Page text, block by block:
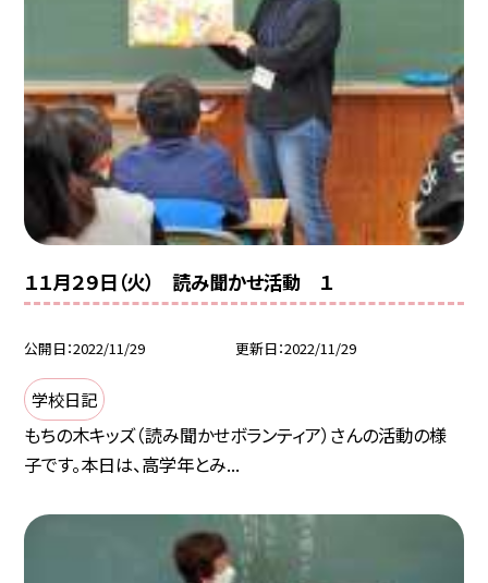
１１月２９日（火） 読み聞かせ活動 １
公開日 2022/11/29 更新日 2022/11/29
学校日記
もちの木キッズ（読み聞かせボランティア）さんの活動の様
子です。本日は、高学年とみ...